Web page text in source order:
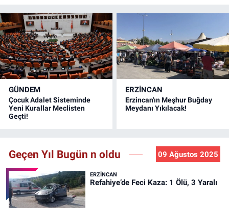
GÜNDEM
Çocuk Adalet Sisteminde
Yeni Kurallar Meclisten
Geçti!
ERZINCAN
Erzincan'ın Meşhur Buğday
Meydanı Yıkılacak!
Geçen Yıl Bugün n oldu 09 Ağustos 2025
ERZINCAN
Refahiye’de Feci Kaza: 1 Ölü, 3 Yaralı